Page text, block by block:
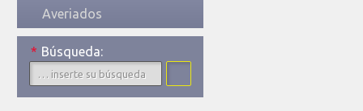
Averiados
Búsqueda:
*